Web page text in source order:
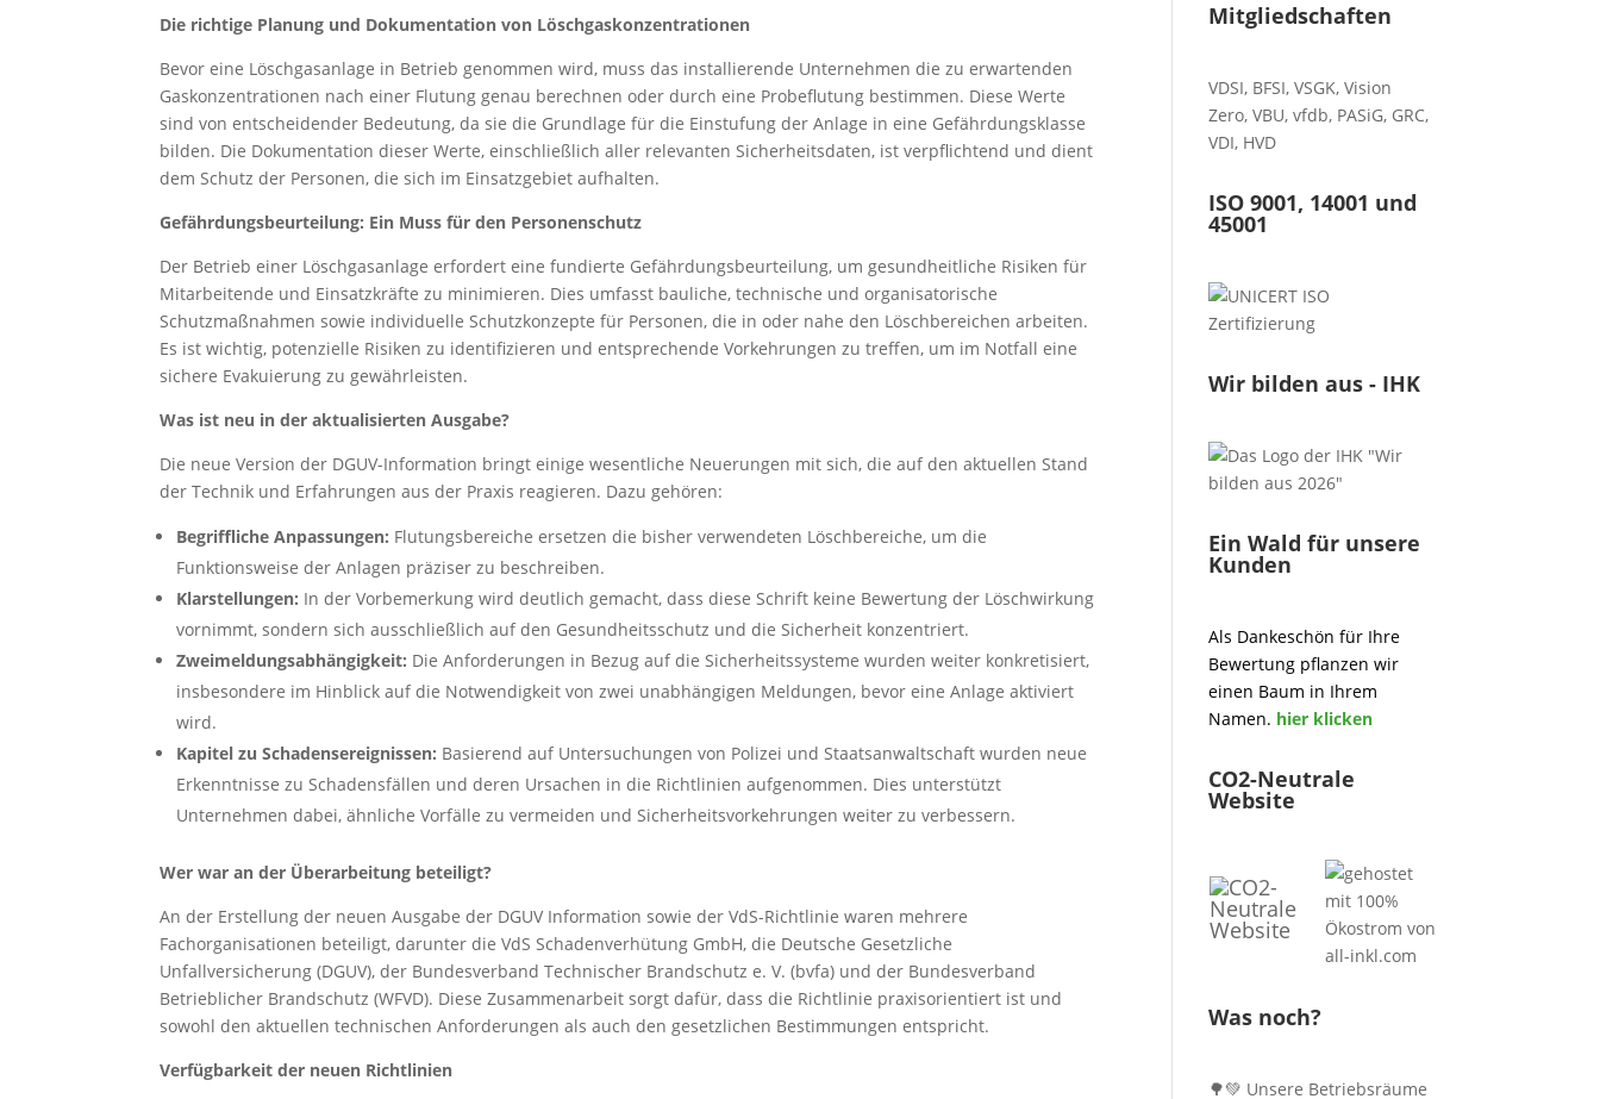
Die richtige Planung und Dokumentation von Löschgaskonzentrationen
Bevor eine Löschgasanlage in Betrieb genommen wird, muss das installierende Unternehmen die zu erwartenden
Gaskonzentrationen nach einer Flutung genau berechnen oder durch eine Probeflutung bestimmen. Diese Werte
sind von entscheidender Bedeutung, da sie die Grundlage für die Einstufung der Anlage in eine Gefährdungsklasse
bilden. Die Dokumentation dieser Werte, einschließlich aller relevanten Sicherheitsdaten, ist verpflichtend und dient
dem Schutz der Personen, die sich im Einsatzgebiet aufhalten.
Gefährdungsbeurteilung: Ein Muss für den Personenschutz
Der Betrieb einer Löschgasanlage erfordert eine fundierte Gefährdungsbeurteilung, um gesundheitliche Risiken für
Mitarbeitende und Einsatzkräfte zu minimieren. Dies umfasst bauliche, technische und organisatorische
Schutzmaßnahmen sowie individuelle Schutzkonzepte für Personen, die in oder nahe den Löschbereichen arbeiten.
Es ist wichtig, potenzielle Risiken zu identifizieren und entsprechende Vorkehrungen zu treffen, um im Notfall eine
sichere Evakuierung zu gewährleisten.
Was ist neu in der aktualisierten Ausgabe?
Die neue Version der DGUV-Information bringt einige wesentliche Neuerungen mit sich, die auf den aktuellen Stand
der Technik und Erfahrungen aus der Praxis reagieren. Dazu gehören:
Begriffliche Anpassungen: Flutungsbereiche ersetzen die bisher verwendeten Löschbereiche, um die
Funktionsweise der Anlagen präziser zu beschreiben.
Klarstellungen: In der Vorbemerkung wird deutlich gemacht, dass diese Schrift keine Bewertung der Löschwirkung
vornimmt, sondern sich ausschließlich auf den Gesundheitsschutz und die Sicherheit konzentriert.
Zweimeldungsabhängigkeit: Die Anforderungen in Bezug auf die Sicherheitssysteme wurden weiter konkretisiert,
insbesondere im Hinblick auf die Notwendigkeit von zwei unabhängigen Meldungen, bevor eine Anlage aktiviert
wird.
Kapitel zu Schadensereignissen: Basierend auf Untersuchungen von Polizei und Staatsanwaltschaft wurden neue
Erkenntnisse zu Schadensfällen und deren Ursachen in die Richtlinien aufgenommen. Dies unterstützt
Unternehmen dabei, ähnliche Vorfälle zu vermeiden und Sicherheitsvorkehrungen weiter zu verbessern.
Wer war an der Überarbeitung beteiligt?
An der Erstellung der neuen Ausgabe der DGUV Information sowie der VdS-Richtlinie waren mehrere
Fachorganisationen beteiligt, darunter die VdS Schadenverhütung GmbH, die Deutsche Gesetzliche
Unfallversicherung (DGUV), der Bundesverband Technischer Brandschutz e. V. (bvfa) und der Bundesverband
Betrieblicher Brandschutz (WFVD). Diese Zusammenarbeit sorgt dafür, dass die Richtlinie praxisorientiert ist und
sowohl den aktuellen technischen Anforderungen als auch den gesetzlichen Bestimmungen entspricht.
Verfügbarkeit der neuen Richtlinien
Mitgliedschaften
VDSI, BFSI,VSGK,Vision
Zero,VBU,vfdb, PASiG, GRC,
VDI, HVD
ISO 9001, 14001 und
45001
Wir bilden aus - IHK
Ein Wald für unsere
Kunden
Als Dankeschön für Ihre
Bewertung pflanzen wir
einen Baum in Ihrem
Namen. hier klicken
CO2-Neutrale
Website
Was noch?
🌳💚 Unsere Betriebsräume